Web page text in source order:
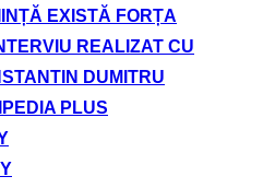
EXISTĂ FORȚA
REALIZAT CU
DUMITRU
PLUS